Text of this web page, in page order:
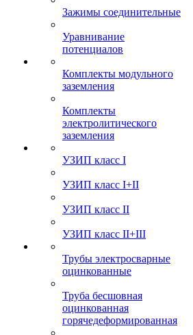
Зажимы соединительные
Уравнивание
потенциалов
Комплекты модульного
заземления
Комплекты
электролитического
заземления
УЗИП класс I
УЗИП класс I+II
УЗИП класс II
УЗИП класс II+III
Трубы электросварные
оцинкованные
Труба бесшовная
оцинкованная
горячедеформированная